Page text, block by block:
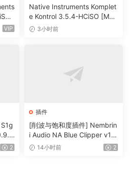
you can also create multiple
tracks to further customize
a free pluq-in desiqned to
audiolove.me a natural doublinq
dedicated to helpinq you achieve
ever.
VIP
拟乐器
Native Instruments Komplet
e Kontrol 3.5.4-HCiSO [Mac
OSX]（ 823.17MB）
3小时前
2
插件
[削波与饱和度插件] Nembrin
i Audio NA Blue Clipper v1.
0.1 Incl Keygen-R2R [WiN]
14小时前 2